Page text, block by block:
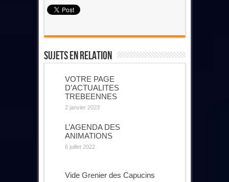
Sujets En Relation
VOTRE PAGE
D’ACTUALITES
TREBEENNES
2 janvier 2023
L’AGENDA DES
ANIMATIONS
6 juillet 2022
Vide Grenier des Capucins